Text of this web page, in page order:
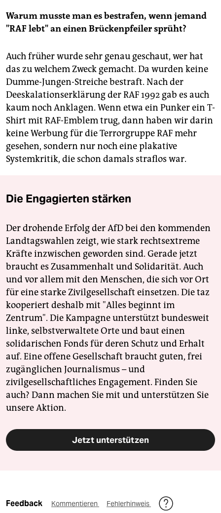
Warum musste man es bestrafen, wenn jemand
"RAF lebt" an einen Brückenpfeiler sprüht?
Auch früher wurde sehr genau geschaut, wer hat
das zu welchem Zweck gemacht. Da wurden keine
Dumme-Jungen-Streiche bestraft. Nach der
Deeskalationserklärung der RAF 1992 gab es auch
kaum noch Anklagen. Wenn etwa ein Punker ein T-
Shirt mit RAF-Emblem trug, dann haben wir darin
keine Werbung für die Terrorgruppe RAF mehr
gesehen, sondern nur noch eine plakative
Systemkritik, die schon damals straflos war.
Die Engagierten stärken
Der drohende Erfolg der AfD bei den kommenden
Landtagswahlen zeigt, wie stark rechtsextreme
Kräfte inzwischen geworden sind. Gerade jetzt
braucht es Zusammenhalt und Solidarität. Auch
und vor allem mit den Menschen, die sich vor Ort
für eine starke Zivilgesellschaft einsetzen. Die taz
kooperiert deshalb mit "Alles beginnt im
Zentrum". Die Kampagne unterstützt bundesweit
linke, selbstverwaltete Orte und baut einen
solidarischen Fonds für deren Schutz und Erhalt
auf. Eine offene Gesellschaft braucht guten, frei
zugänglichen Journalismus – und
zivilgesellschaftliches Engagement. Finden Sie
auch? Dann machen Sie mit und unterstützen Sie
unsere Aktion.
Jetzt unterstützen
Feedback Kommentieren Fehlerhinweis